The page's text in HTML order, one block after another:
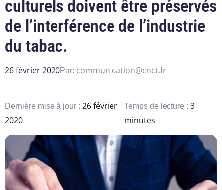
culturels doivent être préservés
de l’interférence de l’industrie
du tabac.
26 février 2020Par: communication@cnct.fr
Dernière mise à jour : 26 février
2020
Temps de lecture : 3
minutes